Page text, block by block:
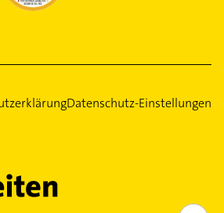
Datenschutz-Einstellungen